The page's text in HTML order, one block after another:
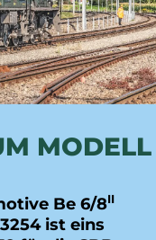
MODELL
Be 6/8II
ist eins